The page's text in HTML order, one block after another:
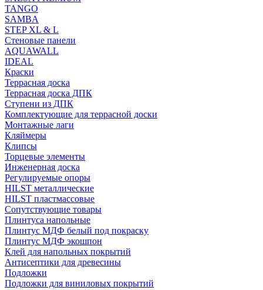
TANGO
SAMBA
STEP XL & L
Стеновые панели
AQUAWALL
IDEAL
Краски
Террасная доска
Террасная доска ДПК
Ступени из ДПК
Комплектующие для террасной доски
Монтажные лаги
Кляймеры
Клипсы
Торцевые элементы
Инженерная доска
Регулируемые опоры
HILST металлические
HILST пластмассовые
Сопутствующие товары
Плинтуса напольные
Плинтус МДФ белый под покраску
Плинтус МДФ экошпон
Клей для напольных покрытий
Антисептики для древесины
Подложки
Подложки для виниловых покрытий